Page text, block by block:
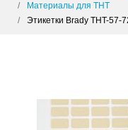
Материалы для THT
Этикетки Brady THT-57-